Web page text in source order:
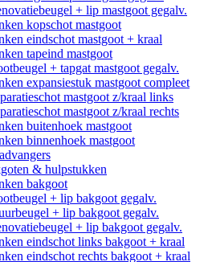
+ lip mastgoot gegalv.
kopschot mastgoot
eindschot mastgoot + kraal
tapeind mastgoot
+ tapgat mastgoot gegalv.
expansiestuk mastgoot compleet
mastgoot z/kraal links
mastgoot z/kraal rechts
buitenhoek mastgoot
binnenhoek mastgoot
& hulpstukken
bakgoot
+ lip bakgoot gegalv.
+ lip bakgoot gegalv.
+ lip bakgoot gegalv.
eindschot links bakgoot + kraal
eindschot rechts bakgoot + kraal